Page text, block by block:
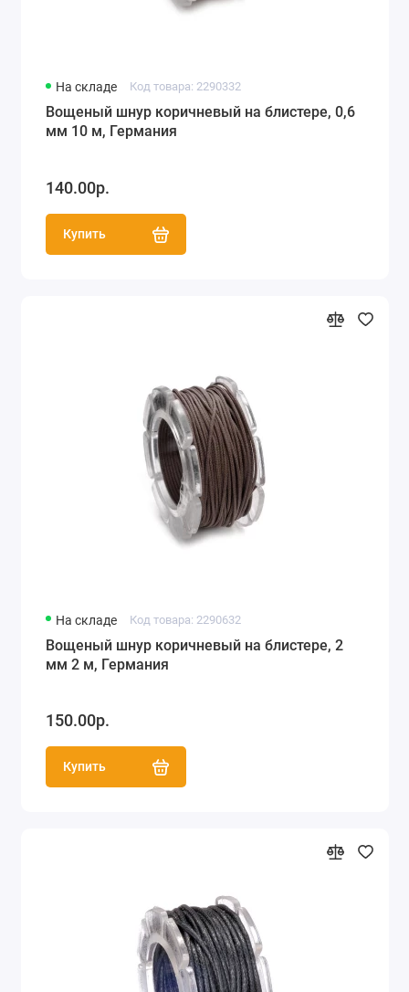
На складе Код товара: 2290332
Вощеный шнур коричневый на блистере, 0,6
мм 10 м, Германия
140.00р.
Купить
На складе Код товара: 2290632
Вощеный шнур коричневый на блистере, 2
мм 2 м, Германия
150.00р.
Купить